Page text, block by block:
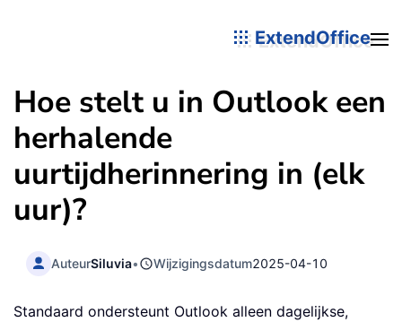
ExtendOffice
Hoe stelt u in Outlook een
herhalende
uurtijdherinnering in (elk
uur)?
AuteurSiluvia• Wijzigingsdatum2025-04-10
Standaard ondersteunt Outlook alleen dagelijkse,